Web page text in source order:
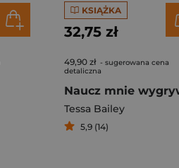
KSIĄŻKA
32,75 zł
49,90 zł - sugerowana cena
detaliczna
Naucz mnie
Tessa Bailey
5,9 (14)